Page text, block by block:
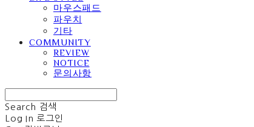
마우스패드
파우치
기타
COMMUNITY
REVIEW
NOTICE
문의사항
Search 검색
Log In 로그인